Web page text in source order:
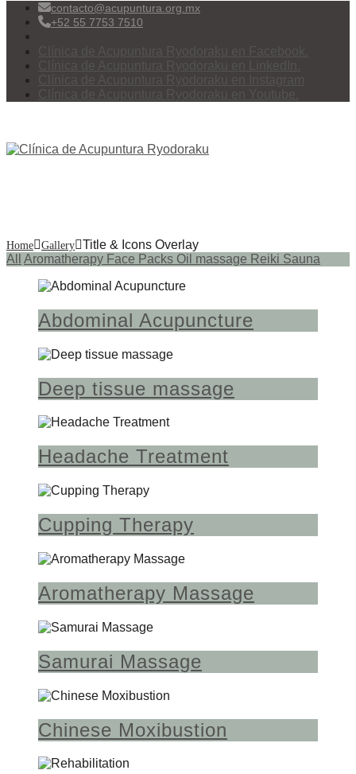
contacto@acupuntura.org.mx
+52 55 7753 7510
Clínica de Acupuntura Ryodoraku en Facebook.
Clínica de Acupuntura Ryodoraku en LinkedIn.
Clínica de Acupuntura Ryodoraku en Instagram
Clínica de Acupuntura Ryodoraku en Youtube.
Home Gallery
Title & Icons Overlay
All
Aromatherapy Face Packs Oil massage Reiki Sauna
Abdominal Acupuncture
Deep tissue massage
Headache Treatment
Cupping Therapy
Aromatherapy Massage
Samurai Massage
Chinese Moxibustion